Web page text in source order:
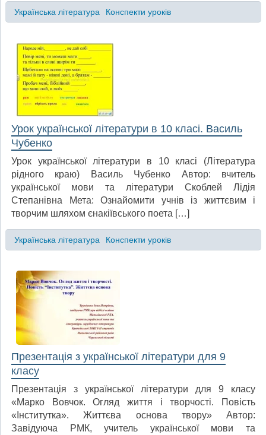
Українська література Конспекти уроків
Урок української літератури в 10 класі. Василь
Чубенко
Урок української літератури в 10 класі (Література
рідного краю) Василь Чубенко Автор: вчитель
української мови та літератури Скоблей Лідія
Степанівна Мета: Ознайомити учнів із життєвим і
творчим шляхом єнакіївського поета […]
Українська література Конспекти уроків
Презентація з української літератури для 9
класу
Презентація з української літератури для 9 класу
«Марко Вовчок. Огляд життя і творчості. Повість
«Інститутка». Життєва основа твору» Автор:
Завідуюча РМК, учитель української мови та